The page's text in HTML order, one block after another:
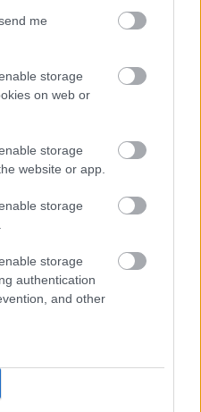
me
storage
on web or
storage
website or app.
storage
storage
authentication
and other
σήμερα